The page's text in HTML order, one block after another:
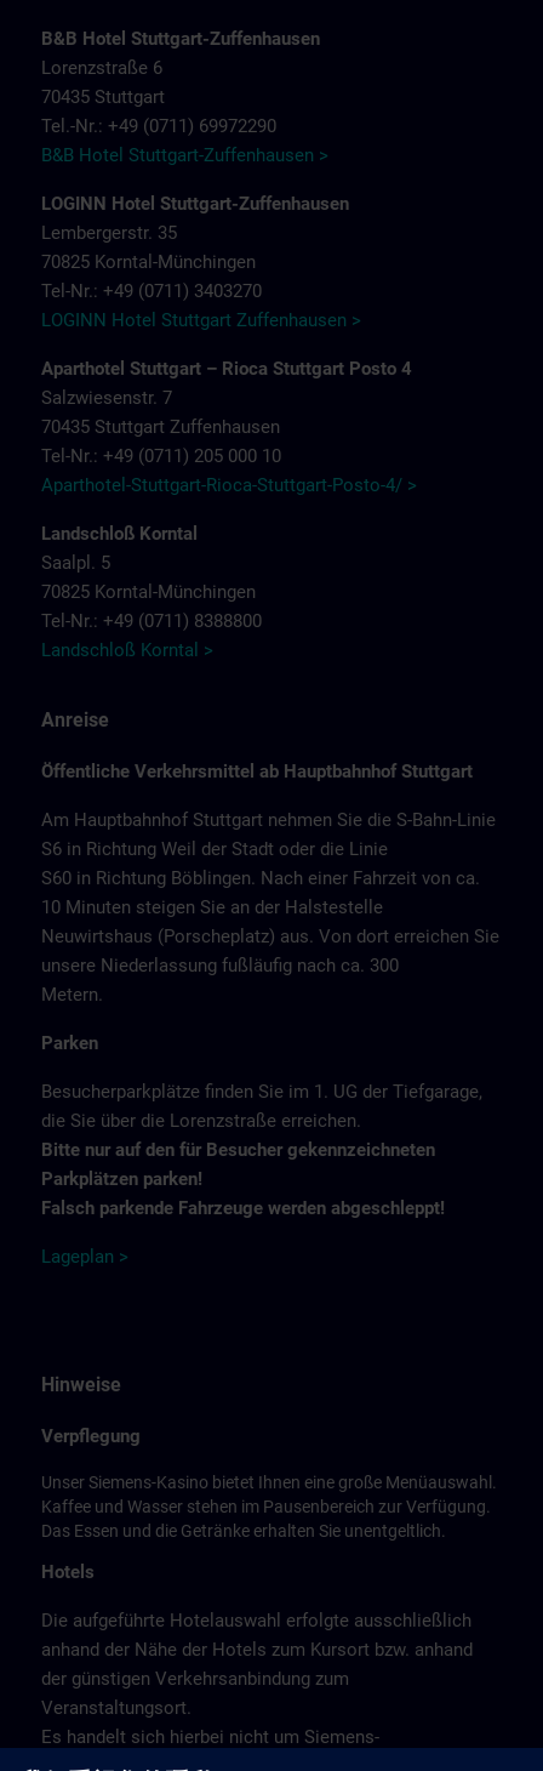
B&B Hotel Stuttgart-Zuffenhausen
Lorenzstraße 6
70435 Stuttgart
Tel.-Nr.: +49 (0711) 69972290
B&B Hotel Stuttgart-Zuffenhausen >
LOGINN Hotel Stuttgart-Zuffenhausen
Lembergerstr. 35
70825 Korntal-Münchingen
Tel-Nr.: +49 (0711) 3403270
LOGINN Hotel Stuttgart Zuffenhausen >
Aparthotel Stuttgart – Rioca Stuttgart Posto 4
Salzwiesenstr. 7
70435 Stuttgart Zuffenhausen
Tel-Nr.: +49 (0711) 205 000 10
Aparthotel-Stuttgart-Rioca-Stuttgart-Posto-4/ >
Landschloß Korntal
Saalpl. 5
70825 Korntal-Münchingen
Tel-Nr.: +49 (0711) 8388800
Landschloß Korntal >
Anreise
Öffentliche Verkehrsmittel ab Hauptbahnhof Stuttgart
Am Hauptbahnhof Stuttgart nehmen Sie die S-Bahn-Linie
S6 in Richtung Weil der Stadt oder die Linie
S60 in Richtung Böblingen. Nach einer Fahrzeit von ca.
10 Minuten steigen Sie an der Halstestelle
Neuwirtshaus (Porscheplatz) aus. Von dort erreichen Sie
unsere Niederlassung fußläufig nach ca. 300
Metern.
Parken
Besucherparkplätze finden Sie im 1. UG der Tiefgarage,
die Sie über die Lorenzstraße erreichen.
Bitte nur auf den für Besucher gekennzeichneten
Parkplätzen parken!
Falsch parkende Fahrzeuge werden abgeschleppt!
Lagep lan >
Hinweise
Verpflegung
Unser Siemens-Kasino bietet Ihnen eine große Menüauswahl.
Kaffee und Wasser stehen im Pausenbereich zur Verfügung.
Das Essen und die Getränke erhalten Sie unentgeltlich.
Hotels
Die aufgeführte Hotelauswahl erfolgte ausschließlich
anhand der Nähe der Hotels zum Kursort bzw. anhand
der günstigen Verkehrsanbindung zum
Veranstaltungsort.
Es handelt sich hierbei nicht um Siemens-
Vertragshotels, daher können wir für die Qualität der